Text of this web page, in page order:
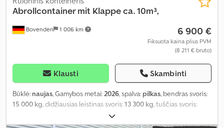
Bovenden 1 006 km
Abrollcontainer mit Klappe ca. 10m³,
6 900 €
Fiksuota kaina plius PVM
(8 211 € bruto)
Klausti Skambinti
Būklė: naujas, Gamybos metai: 2026, spalva: pilkas, bendras svoris:
15 000 kg , didžiausias leistinas svoris:13 300 kg , tuščias svoris:
10 m³
mm, krovimo vietos ilgis:5 500 mm, krovos erdvės aukštis:750